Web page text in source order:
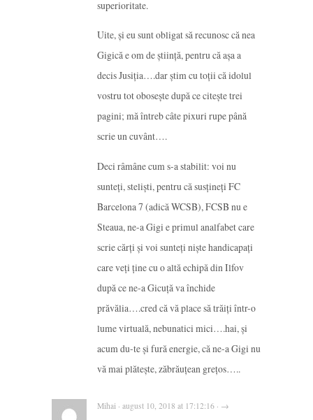
superioritate.
Uite, și eu sunt obligat să recunosc că nea
Gigică e om de știință, pentru că așa a
decis Jusiția….dar știm cu toții că idolul
vostru tot obosește după ce citește trei
pagini; mă întreb câte pixuri rupe până
scrie un cuvânt….
Deci râmâne cum s-a stabilit: voi nu
sunteți, steliști, pentru că susțineți FC
Barcelona 7 (adică WCSB), FCSB nu e
Steaua, ne-a Gigi e primul analfabet care
scrie cărți și voi sunteți niște handicapați
care veți ține cu o altă echipă din Ilfov
după ce ne-a Gicuță va închide
prăvălia….cred că vă place să trăiți într-o
lume virtuală, nebunatici mici….hai, și
acum du-te și fură energie, că ne-a Gigi nu
vă mai plătește, zăbrăuțean grețos…..
Mihai · august 10, 2018 at 17:12:16 · →